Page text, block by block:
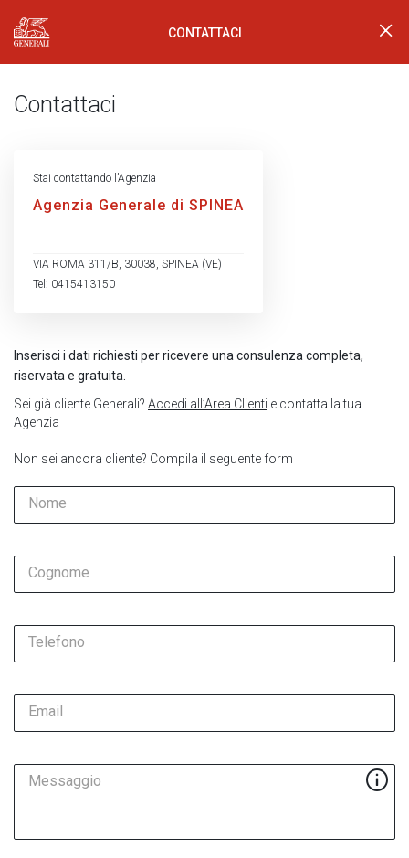
Generali Logo CONTATTACI
Contattaci
Inserisci i dati richiesti per ricevere una consulenza completa,
riservata e gratuita.
Sei già cliente Generali? Accedi all’Area Clienti e contatta la tua
Agenzia
Non sei ancora cliente? Compila il seguente form
Nome
Cognome
Telefono
Email
Messaggio
Stai contattando l’Agenzia
Agenzia Generale di SPINEA
VIA ROMA 311/B, 30038, SPINEA (VE)
Tel: 0415413150